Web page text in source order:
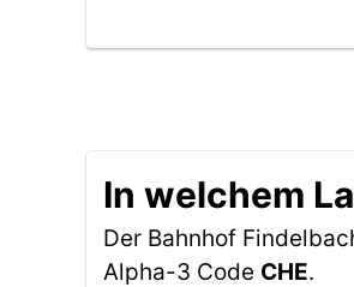
In welchem
Der Bahnhof
Alpha-3 Code CHE.